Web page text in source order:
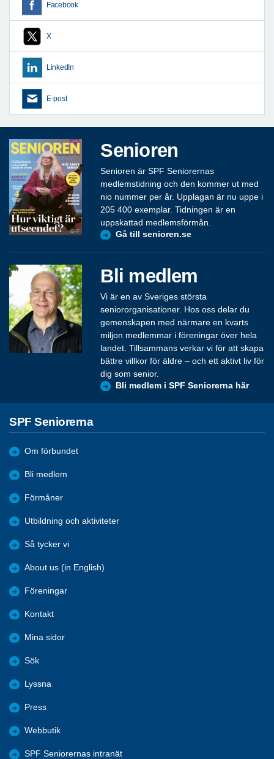
Facebook
X
LinkedIn
E-post
Senioren
Senioren är SPF Seniorernas
medlemstidning och den kommer ut med
nio nummer per år. Upplagan är nu uppe i
205 400 exemplar. Tidningen är en
uppskattad medlemsförmån.
Gå till senioren.se
Bli medlem
Vi är en av Sveriges största
seniororganisationer. Hos oss delar du
gemenskapen med närmare en kvarts
miljon medlemmar i föreningar över hela
landet. Tillsammans verkar vi för att skapa
bättre villkor för äldre – och ett aktivt liv för
dig som senior.
Bli medlem i SPF Seniorerna här
SPF Seniorerna
Om förbundet
Bli medlem
Förmåner
Utbildning och aktiviteter
Så tycker vi
About us (in English)
Föreningar
Kontakt
Mina sidor
Sök
Lyssna
Press
Webbutik
SPF Seniorernas intranät